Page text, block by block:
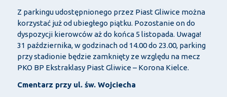
Z parkingu udostępnionego przez Piast Gliwice można
korzystać już od ubiegłego piątku. Pozostanie on do
dyspozycji kierowców aż do końca 5 listopada. Uwaga!
31 października, w godzinach od 14.00 do 23.00, parking
przy stadionie będzie zamknięty ze względu na mecz
PKO BP Ekstraklasy Piast Gliwice – Korona Kielce.
Cmentarz przy ul. św. Wojciecha